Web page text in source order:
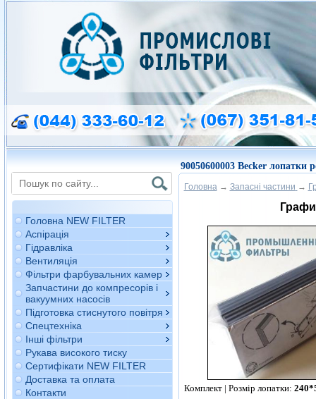
Головна NEW FILTER
Аспірація
Гідравліка
Вентиляція
Фільтри фарбувальних камер
Запчастини до компресорів і
вакуумних насосів
Підготовка стиснутого повітря
Спецтехніка
Інші фільтри
Рукава високого тиску
Сертифікати NEW FILTER
Доставка та оплата
Контакти
90050600003 Becker лопатки
Головна → Запасні частини →
Комплект | Розмір лопатки: